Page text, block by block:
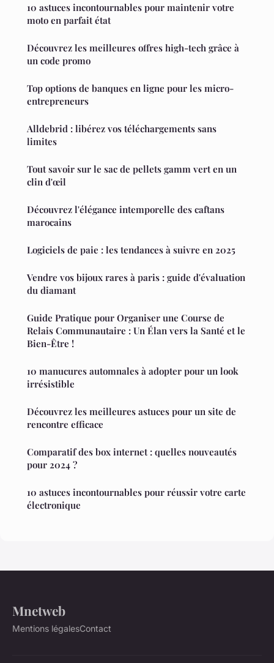
10 astuces incontournables pour maintenir votre
moto en parfait état
Découvrez les meilleures offres high-tech grâce à
un code promo
Top options de banques en ligne pour les micro-
entrepreneurs
Alldebrid : libérez vos téléchargements sans
limites
Tout savoir sur le sac de pellets gamm vert en un
clin d'œil
Découvrez l'élégance intemporelle des caftans
marocains
Logiciels de paie : les tendances à suivre en 2025
Vendre vos bijoux rares à paris : guide d'évaluation
du diamant
Guide Pratique pour Organiser une Course de
Relais Communautaire : Un Élan vers la Santé et le
Bien-Être !
10 manucures automnales à adopter pour un look
irrésistible
Découvrez les meilleures astuces pour un site de
rencontre efficace
Comparatif des box internet : quelles nouveautés
pour 2024 ?
10 astuces incontournables pour réussir votre carte
électronique
Mnetweb
Mentions légalesContact